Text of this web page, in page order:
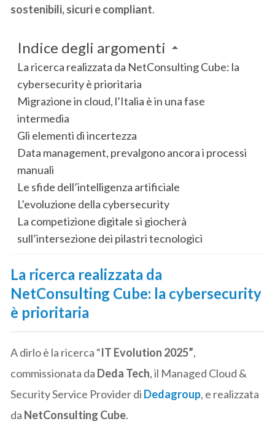
sostenibili, sicuri e compliant.
Indice degli argomenti
La ricerca realizzata da NetConsulting Cube: la
cybersecurity è prioritaria
Migrazione in cloud, l’Italia è in una fase
intermedia
Gli elementi di incertezza
Data management, prevalgono ancora i processi
manuali
Le sfide dell’intelligenza artificiale
L’evoluzione della cybersecurity
La competizione digitale si giocherà
sull’intersezione dei pilastri tecnologici
La ricerca realizzata da
NetConsulting Cube: la cybersecurity
è prioritaria
A dirlo è la ricerca “IT Evolution 2025”,
commissionata da Deda Tech, il Managed Cloud &
Security Service Provider di Dedagroup, e realizzata
da NetConsulting Cube.